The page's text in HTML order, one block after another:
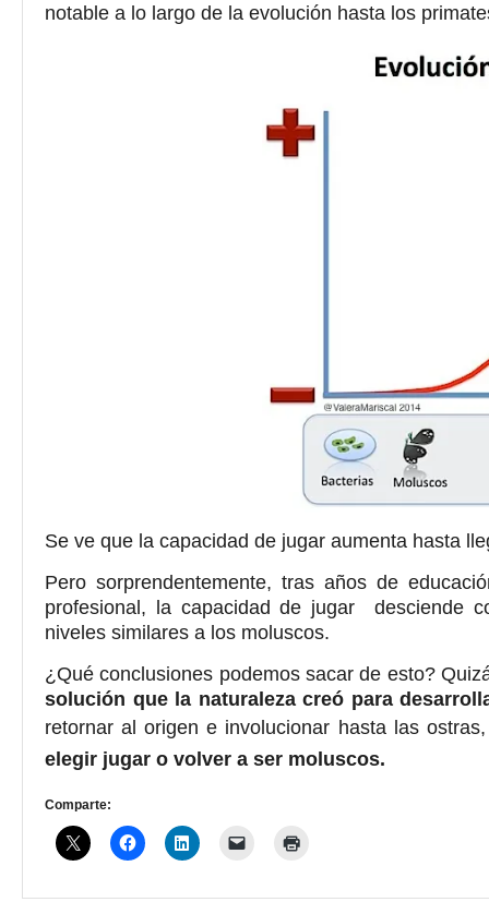
notable a lo largo de la evolución hasta los
Se ve que la capacidad de jugar aumenta hasta
Pero sorprendentemente, tras años de
profesional, la capacidad de jugar desciende
niveles similares a los moluscos.
¿Qué conclusiones podemos sacar de esto?
solución que la naturaleza creó para
retornar al origen e involucionar hasta las
elegir jugar o volver a ser moluscos.
Comparte: